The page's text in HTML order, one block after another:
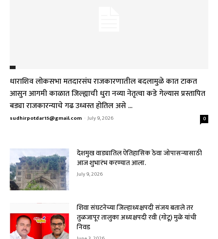
धाराशिव लोकसभा मतदारसंघ राजकारणातील बदलामुळे कात टाकत
आसुन आगमी काळात जिल्ह्याची धुरा नव्या नेतृत्वा कडे गेल्यास प्रस्तापित
बड्या राजकारन्याचे गढ उध्वस्त होतिल असे ...
sudhirpotdar15@gmail.com - July 9, 2026 0
देशमुख वाड्यातिल ऐतिहासिक ठेवा जोपासन्यासाठी
आज शुभारंभ करण्यात आला.
July 9, 2026
शिवा संघटनेच्या जिल्हाध्यक्षपदी संजय बताले तर
तुळजापूर तालुका अध्यक्षपदी रवी (गोटू) मुळे यांची
निवड